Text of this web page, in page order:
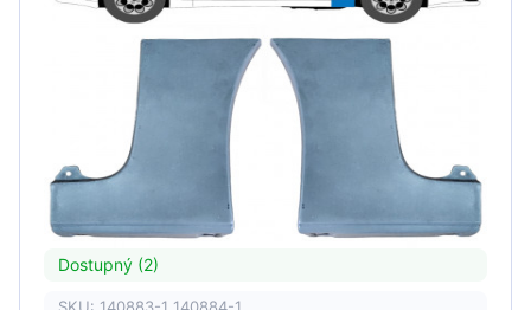
Dostupný (2)